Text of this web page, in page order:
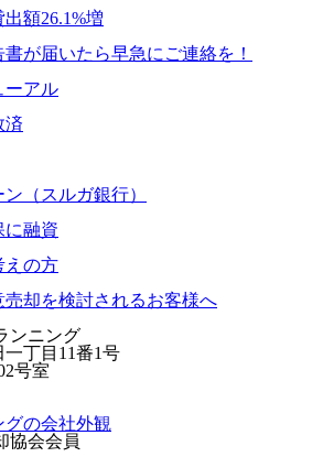
額26.1%増
が届いたら早急にご連絡を！
ーアル
済
（スルガ銀行）
に融資
えの方
却を検討されるお客様へ
ンニング
丁目11番1号
号室
協会会員